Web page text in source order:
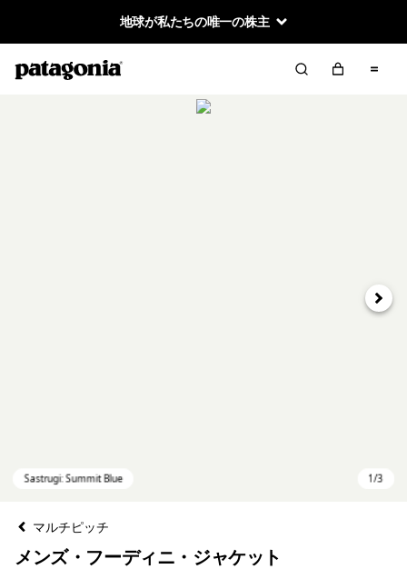
地球が私たちの唯一の株主
次へ
マルチピッチ
メンズ・フーディニ・ジャケット